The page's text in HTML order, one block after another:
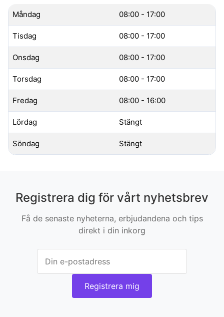
Måndag 08:00 - 17:00
Tisdag 08:00 - 17:00
Onsdag 08:00 - 17:00
Torsdag 08:00 - 17:00
Fredag 08:00 - 16:00
Lördag Stängt
Söndag Stängt
Registrera dig för vårt nyhetsbrev
Få de senaste nyheterna, erbjudandena och tips
direkt i din inkorg
Registrera mig